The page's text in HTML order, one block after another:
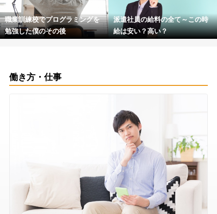
職業訓練校でプログラミングを
勉強した僕のその後
派遣社員の給料の全て～この時
給は安い？高い？
働き方・仕事